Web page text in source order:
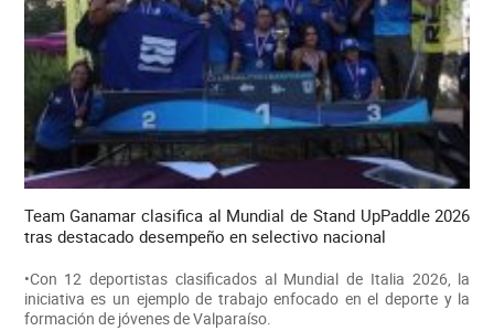
Team Ganamar clasifica al Mundial de Stand UpPaddle 2026
tras destacado desempeño en selectivo nacional
•Con 12 deportistas clasificados al Mundial de Italia 2026, la
iniciativa es un ejemplo de trabajo enfocado en el deporte y la
formación de jóvenes de Valparaíso.